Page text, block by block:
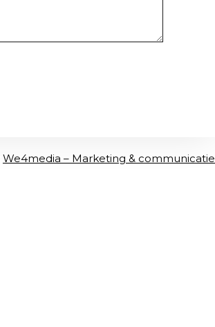
We4media – Marketing & communicatie